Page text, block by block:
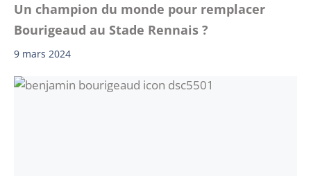
Un champion du monde pour remplacer
Bourigeaud au Stade Rennais ?
9 mars 2024